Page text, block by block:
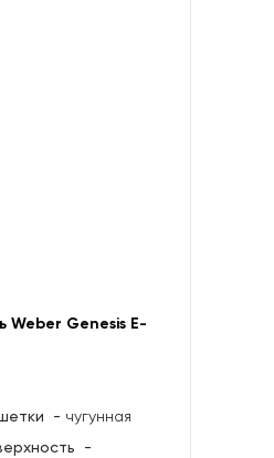
Weber Genesis E-
- чугунная
-